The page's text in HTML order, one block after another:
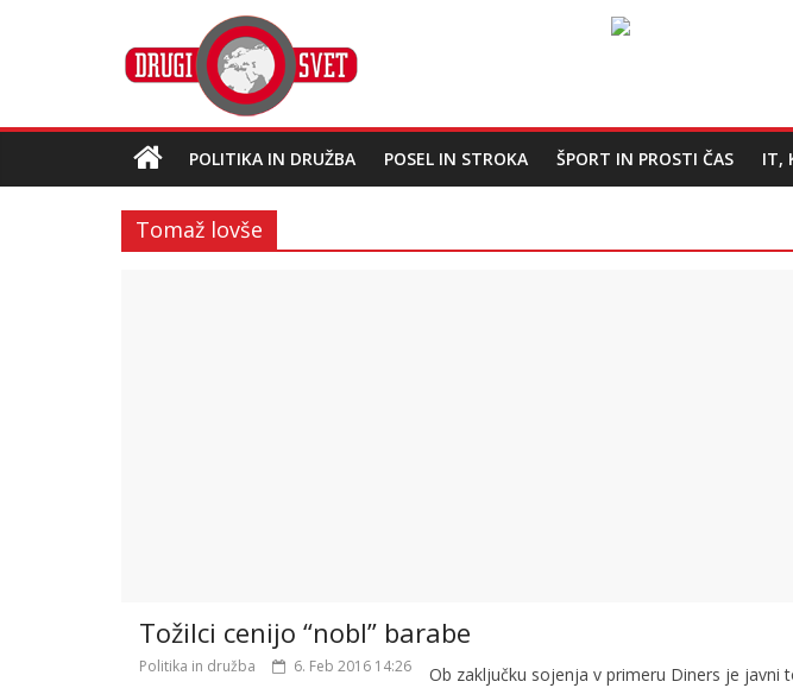
POLITIKA IN DRUŽBA POSEL IN STROKA ŠPORT IN PROSTI ČAS IT,
Tomaž lovše
Tožilci cenijo “nobl” barabe
Politika in družba 6. Feb 2016 14:26
Ob zaključku sojenja v primeru Diners je javni